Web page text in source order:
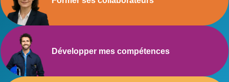
Développer mes compétences